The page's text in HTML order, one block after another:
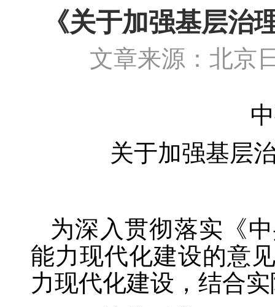
《关于加强基层治
文章来源：北
关于加强基层
为深入贯彻落实《
能力现代化建设的意
力现代化建设，结合